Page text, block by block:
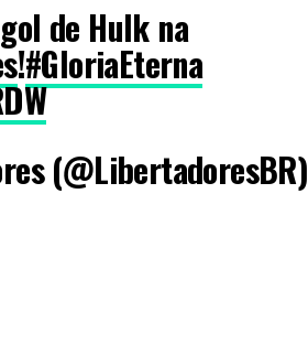
de Hulk na
!#GloriaEterna
(@LibertadoresBR)